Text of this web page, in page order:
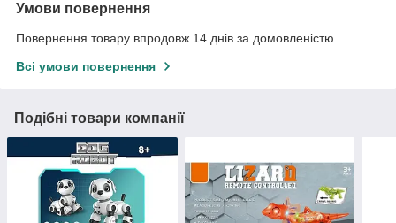
Умови повернення
Повернення товару впродовж 14 днів за домовленістю
Всі умови повернення
Подібні товари компанії